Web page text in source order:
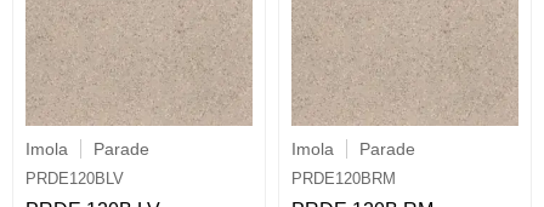
Imola Parade
PRDE120BLV
Imola Parade
PRDE120BRM